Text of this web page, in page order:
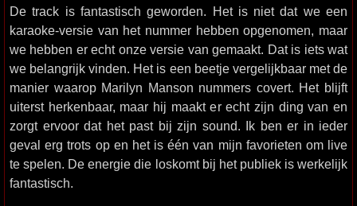
De track is fantastisch geworden. Het is niet dat we een
karaoke-versie van het nummer hebben opgenomen, maar
we hebben er echt onze versie van gemaakt. Dat is iets wat
we belangrijk vinden. Het is een beetje vergelijkbaar met de
manier waarop Marilyn Manson nummers covert. Het blijft
uiterst herkenbaar, maar hij maakt er echt zijn ding van en
zorgt ervoor dat het past bij zijn sound. Ik ben er in ieder
geval erg trots op en het is één van mijn favorieten om live
te spelen. De energie die loskomt bij het publiek is werkelijk
fantastisch.